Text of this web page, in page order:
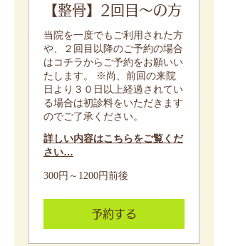
【整骨】2回目～の方
当院を一度でもご利用された方
や、２回目以降のご予約の場合
はコチラからご予約をお願いい
たします。 ※尚、前回の来院
日より３０日以上経過されてい
る場合は初診料をいただきます
のでご了承ください。
詳しい内容はこちらをご覧くだ
さい…
300
円
1200
後
300円～1200円前後
予約する